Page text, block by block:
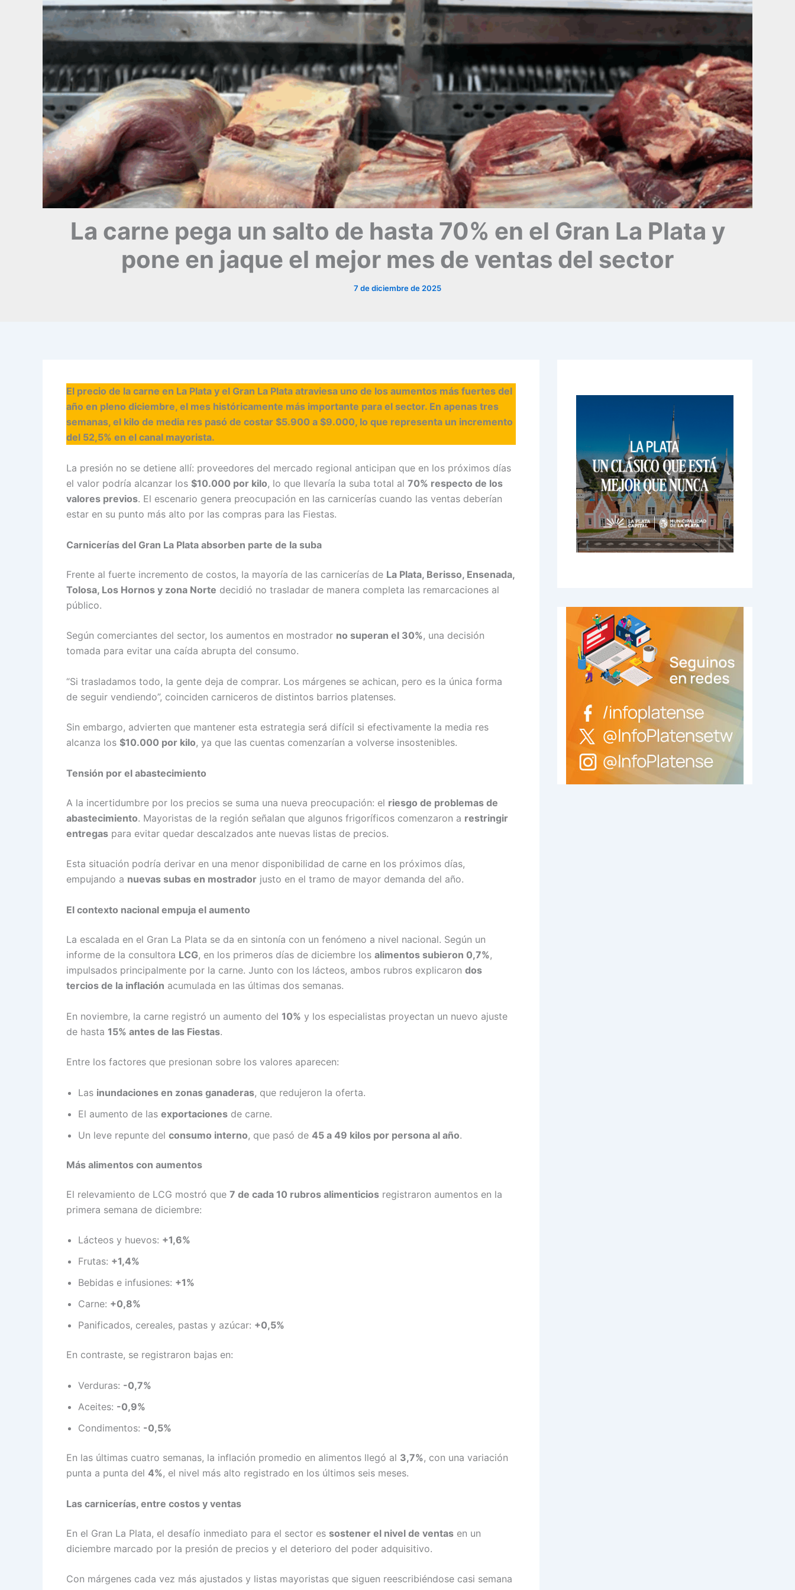
La carne pega un salto de hasta 70% en el Gran La Plata y
pone en jaque el mejor mes de ventas del sector
7 de diciembre de 2025
El precio de la carne en La Plata y el Gran La Plata atraviesa uno de los aumentos más fuertes del
año en pleno diciembre, el mes históricamente más importante para el sector. En apenas tres
semanas, el kilo de media res pasó de costar $5.900 a $9.000, lo que representa un incremento
del 52,5% en el canal mayorista.
La presión no se detiene allí: proveedores del mercado regional anticipan que en los próximos días
el valor podría alcanzar los $10.000 por kilo, lo que llevaría la suba total al 70% respecto de los
valores previos. El escenario genera preocupación en las carnicerías cuando las ventas deberían
estar en su punto más alto por las compras para las Fiestas.
Carnicerías del Gran La Plata absorben parte de la suba
Frente al fuerte incremento de costos, la mayoría de las carnicerías de La Plata, Berisso, Ensenada,
Tolosa, Los Hornos y zona Norte decidió no trasladar de manera completa las remarcaciones al
público.
Según comerciantes del sector, los aumentos en mostrador no superan el 30%, una decisión
tomada para evitar una caída abrupta del consumo.
“Si trasladamos todo, la gente deja de comprar. Los márgenes se achican, pero es la única forma
de seguir vendiendo”, coinciden carniceros de distintos barrios platenses.
Sin embargo, advierten que mantener esta estrategia será difícil si efectivamente la media res
alcanza los $10.000 por kilo, ya que las cuentas comenzarían a volverse insostenibles.
Tensión por el abastecimiento
A la incertidumbre por los precios se suma una nueva preocupación: el riesgo de problemas de
abastecimiento. Mayoristas de la región señalan que algunos frigoríficos comenzaron a restringir
entregas para evitar quedar descalzados ante nuevas listas de precios.
Esta situación podría derivar en una menor disponibilidad de carne en los próximos días,
empujando a nuevas subas en mostrador justo en el tramo de mayor demanda del año.
El contexto nacional empuja el aumento
La escalada en el Gran La Plata se da en sintonía con un fenómeno a nivel nacional. Según un
informe de la consultora LCG, en los primeros días de diciembre los alimentos subieron 0,7%,
impulsados principalmente por la carne. Junto con los lácteos, ambos rubros explicaron dos
tercios de la inflación acumulada en las últimas dos semanas.
En noviembre, la carne registró un aumento del 10% y los especialistas proyectan un nuevo ajuste
de hasta 15% antes de las Fiestas.
Entre los factores que presionan sobre los valores aparecen:
Las inundaciones en zonas ganaderas, que redujeron la oferta.
El aumento de las exportaciones de carne.
Un leve repunte del consumo interno, que pasó de 45 a 49 kilos por persona al año.
Más alimentos con aumentos
El relevamiento de LCG mostró que 7 de cada 10 rubros alimenticios registraron aumentos en la
primera semana de diciembre:
Lácteos y huevos: +1,6%
Frutas: +1,4%
Bebidas e infusiones: +1%
Carne: +0,8%
Panificados, cereales, pastas y azúcar: +0,5%
En contraste, se registraron bajas en:
Verduras: -0,7%
Aceites: -0,9%
Condimentos: -0,5%
En las últimas cuatro semanas, la inflación promedio en alimentos llegó al 3,7%, con una variación
punta a punta del 4%, el nivel más alto registrado en los últimos seis meses.
Las carnicerías, entre costos y ventas
En el Gran La Plata, el desafío inmediato para el sector es sostener el nivel de ventas en un
diciembre marcado por la presión de precios y el deterioro del poder adquisitivo.
Con márgenes cada vez más ajustados y listas mayoristas que siguen reescribiéndose casi semana